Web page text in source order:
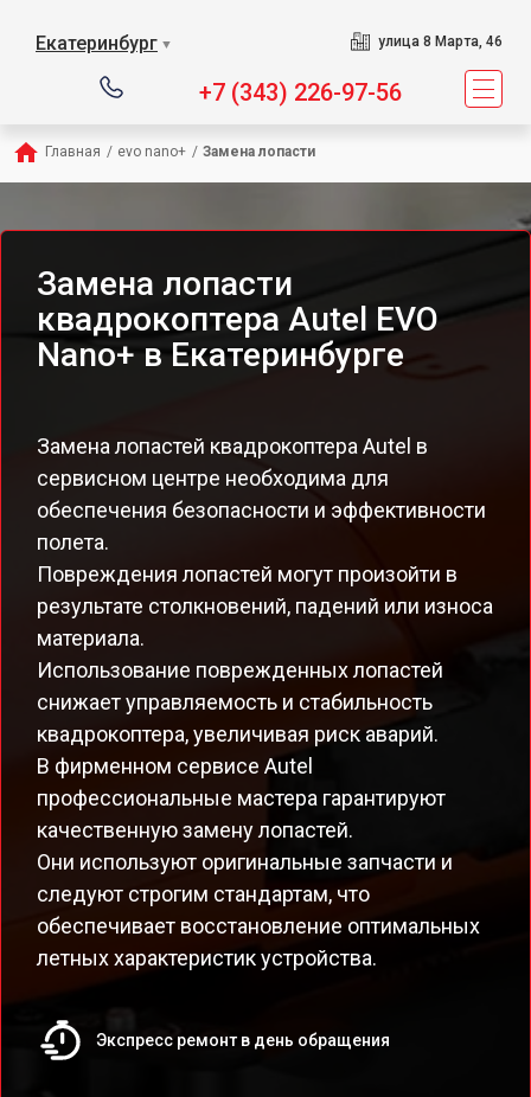
Екатеринбург ▼ улица 8 Марта, 46
+7 (343) 226-97-56
Главная / evo nano+ / Замена лопасти
Замена лопасти
квадрокоптера Autel EVO
Nano+ в Екатеринбурге
Замена лопастей квадрокоптера Autel в
сервисном центре необходима для
обеспечения безопасности и эффективности
полета.
Повреждения лопастей могут произойти в
результате столкновений, падений или износа
материала.
Использование поврежденных лопастей
снижает управляемость и стабильность
квадрокоптера, увеличивая риск аварий.
В фирменном сервисе Autel
профессиональные мастера гарантируют
качественную замену лопастей.
Они используют оригинальные запчасти и
следуют строгим стандартам, что
обеспечивает восстановление оптимальных
летных характеристик устройства.
Экспресс ремонт в день обращения